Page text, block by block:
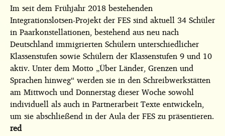
Im seit dem Frühjahr 2018 bestehenden
Integrationslotsen-Projekt der FES sind aktuell 34 Schüler
in Paarkonstellationen, bestehend aus neu nach
Deutschland immigrierten Schülern unterschiedlicher
Klassenstufen sowie Schülern der Klassenstufen 9 und 10
aktiv. Unter dem Motto „Über Länder, Grenzen und
Sprachen hinweg“ werden sie in den Schreibwerkstätten
am Mittwoch und Donnerstag dieser Woche sowohl
individuell als auch in Partnerarbeit Texte entwickeln,
um sie abschließend in der Aula der FES zu präsentieren.
red